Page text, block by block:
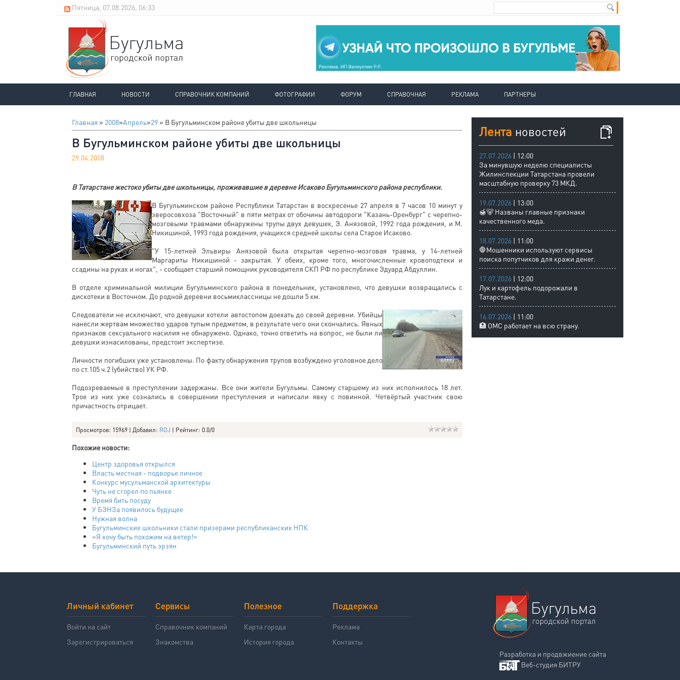
Пятница, 07.08.2026, 06:33
ГЛАВНАЯ НОВОСТИ СПРАВОЧНИК КОМПАНИЙ ФОТОГРАФИИ ФОРУМ СПРАВОЧНАЯ РЕКЛАМА ПАРТНЕРЫ
Главная » 2008»Апрель»29 » В Бугульминском районе убиты две школьницы
В Бугульминском районе убиты две школьницы
29.04.2008
В Татарстане жестоко убиты две школьницы, проживавшие в деревне Исаково Бугульминского района республики.
В Бугульминском районе Республики Татарстан в воскресенье 27 апреля в 7 часов 10 минут у
зверосовхоза "Восточный" в пяти метрах от обочины автодороги "Казань-Оренбург" с черепно-
мозговыми травмами обнаружены трупы двух девушек, Э. Анязовой, 1992 года рождения, и М.
Никишиной, 1993 года рождения, учащихся средней школы села Старое Исаково.
"У 15-летней Эльвиры Анязовой была открытая черепно-мозговая травма, у 14-летней
Маргариты Никишиной - закрытая. У обеих, кроме того, многочисленные кровоподтеки и
ссадины на руках и ногах", - сообщает старший помощник руководителя СКП РФ по республике Эдуард Абдуллин.
В отделе криминальной милиции Бугульминского района в понедельник, установлено, что девушки возвращались с
дискотеки в Восточном. До родной деревни восьмиклассницы не дошли 5 км.
Следователи не исключают, что девушки хотели автостопом доехать до своей деревни. Убийцы
нанесли жертвам множество ударов тупым предметом, в результате чего они скончались. Явных
признаков сексуального насилия не обнаружено. Однако, точно ответить на вопрос, не были ли
девушки изнасилованы, предстоит экспертизе.
Личности погибших уже установлены. По факту обнаружения трупов возбуждено уголовное дело
по ст.105 ч.2 (убийство) УК РФ.
Подозреваемые в преступлении задержаны. Все они жители Бугульмы. Самому старшему из них исполнилось 18 лет.
Трое из них уже сознались в совершении преступления и написали явку с повинной. Четвёртый участник свою
причастность отрицает.
Просмотров: 15969 | Добавил: RDJ | Рейтинг: 0.0/0
Похожие новости:
Центр здоровья открылся
Власть местная - подворье личное
Конкурс мусульманской архитектуры
Чуть не сгорел по пьянке
Время бить посуду
У БЭНЗа появилось будущее
Нужная волна
Бугульминские школьники стали призерами республиканских НПК
«Я хочу быть похожим на ветер!»
Бугульминский путь эрзян
Лента новостей
27.07.2026 | 12:00
За минувшую неделю специалисты
Жилинспекции Татарстана провели
масштабную проверку 73 МКД.
19.07.2026 | 13:00
🍯🐻 Названы главные признаки
качественного меда.
18.07.2026 | 11:00
🛑Мошенники используют сервисы
поиска попутчиков для кражи денег.
17.07.2026 | 12:00
Лук и картофель подорожали в
Татарстане.
16.07.2026 | 11:00
🏥 ОМС работает на всю страну.
Личный кабинет
Войти на сайт
Зарегистрироваться
Сервисы
Справочник компаний
Знакомства
Полезное
Карта города
История города
Поддержка
Реклама
Контакты
Разработка и продвжиение сайта
Веб-студия БИТРУ